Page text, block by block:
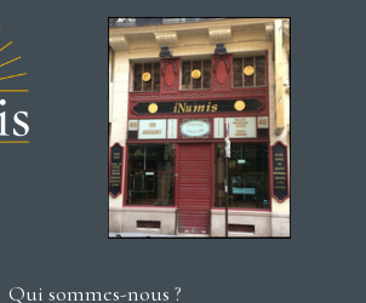
Qui sommes-nous ?